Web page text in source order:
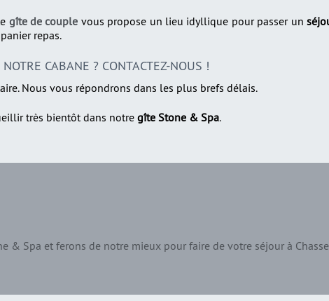
gîte de couple vous propose un lieu idyllique pour passer un
repas.
CABANE ? CONTACTEZ-NOUS !
Nous vous répondrons dans les plus brefs délais.
très bientôt dans notre gîte Stone & Spa.
& Spa et ferons de notre mieux pour faire de votre séjour à